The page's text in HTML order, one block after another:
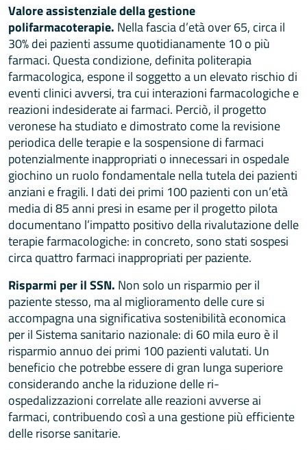
Valore assistenziale della gestione
polifarmacoterapie. Nella fascia d’età over 65, circa il
30% dei pazienti assume quotidianamente 10 o più
farmaci. Questa condizione, definita politerapia
farmacologica, espone il soggetto a un elevato rischio di
eventi clinici avversi, tra cui interazioni farmacologiche e
reazioni indesiderate ai farmaci. Perciò, il progetto
veronese ha studiato e dimostrato come la revisione
periodica delle terapie e la sospensione di farmaci
potenzialmente inappropriati o innecessari in ospedale
giochino un ruolo fondamentale nella tutela dei pazienti
anziani e fragili. I dati dei primi 100 pazienti con un’età
media di 85 anni presi in esame per il progetto pilota
documentano l’impatto positivo della rivalutazione delle
terapie farmacologiche: in concreto, sono stati sospesi
circa quattro farmaci inappropriati per paziente.
Risparmi per il SSN. Non solo un risparmio per il
paziente stesso, ma al miglioramento delle cure si
accompagna una significativa sostenibilità economica
per il Sistema sanitario nazionale: di 60 mila euro è il
risparmio annuo dei primi 100 pazienti valutati. Un
beneficio che potrebbe essere di gran lunga superiore
considerando anche la riduzione delle ri-
ospedalizzazioni correlate alle reazioni avverse ai
farmaci, contribuendo così a una gestione più efficiente
delle risorse sanitarie.